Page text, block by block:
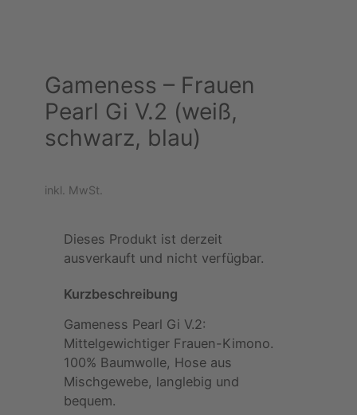
Gameness – Frauen
Pearl Gi V.2 (weiß,
schwarz, blau)
inkl. MwSt.
Dieses Produkt ist derzeit
ausverkauft und nicht verfügbar.
Kurzbeschreibung
Gameness Pearl Gi V.2:
Mittelgewichtiger Frauen-Kimono.
100% Baumwolle, Hose aus
Mischgewebe, langlebig und
bequem.